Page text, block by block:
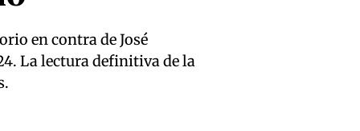
en contra de José
La lectura definitiva de la